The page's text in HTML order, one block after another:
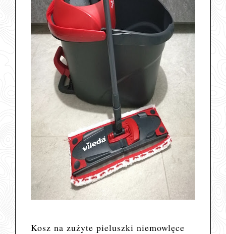
Kosz na zużyte pieluszki niemowlęce